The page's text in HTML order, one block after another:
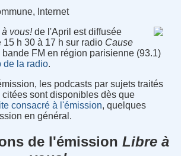
Internet
vous!de l'April est diffusée
15 h 30 à 17 h sur radio Cause
FM en région parisienne (93.1)
de la radio.
les podcasts par sujets traités
sont disponibles dès que
consacré à l'émission, quelques
en général.
de l'émission Libre à